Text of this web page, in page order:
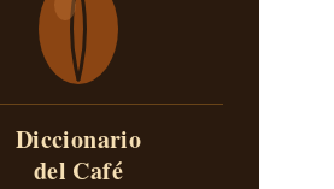
Diccionario
del Café